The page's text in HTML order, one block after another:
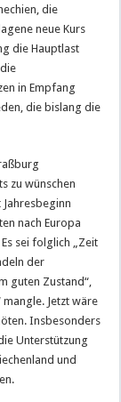
die
neue Kurs
die Hauptlast
in Empfang
die bislang die
zu wünschen
nach Europa
sei folglich „Zeit
der
guten Zustand“,
mangle. Jetzt wäre
Insbesonders
Unterstützung
und